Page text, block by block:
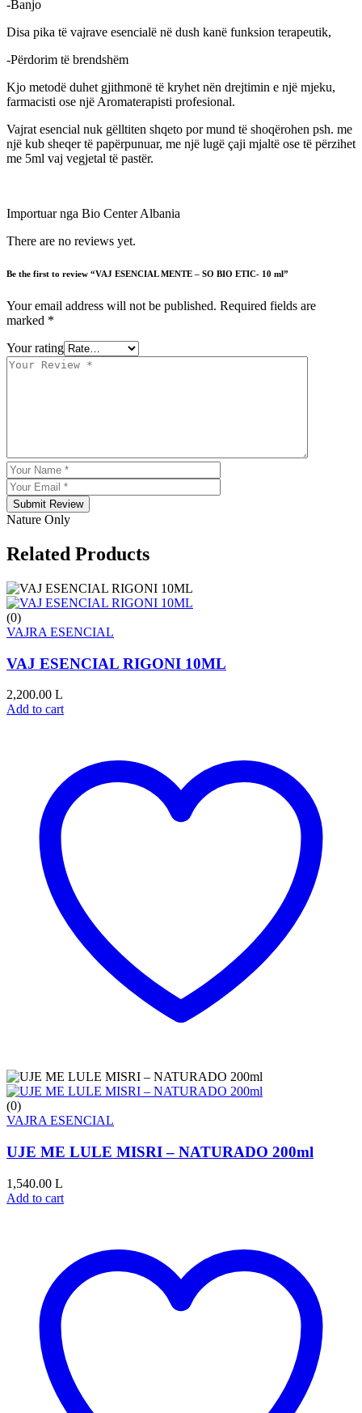
-Banjo
Disa pika të vajrave esencialë në dush kanë funksion terapeutik,
-Përdorim të brendshëm
Kjo metodë duhet gjithmonë të kryhet nën drejtimin e një mjeku,
farmacisti ose një Aromaterapisti profesional.
Vajrat esencial nuk gëlltiten shqeto por mund të shoqërohen psh. me
një kub sheqer të papërpunuar, me një lugë çaji mjaltë ose të përzihet
me 5ml vaj vegjetal të pastër.
Importuar nga Bio Center Albania
There are no reviews yet.
Be the first to review “VAJ ESENCIAL MENTE – SO BIO ETIC- 10 ml”
Your email address will not be published. Required fields are
marked *
Your rating
Submit Review
Nature Only
Related Products
(0)
VAJRA ESENCIAL
VAJ ESENCIAL RIGONI 10ML
2,200.00 L
Add to cart
(0)
VAJRA ESENCIAL
UJE ME LULE MISRI – NATURADO 200ml
1,540.00 L
Add to cart